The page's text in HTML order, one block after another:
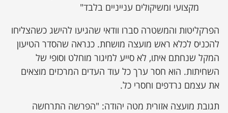
מקצועי ומשיקולים ענייניים בלבד"
הפרקליטות והמשטרה סברו וודאי שהגיעו להישג כשהצליחו
להכניס לכלא ראש מועצה מושחת. כנראה שהסדר הטיעון
המקל שנחתם איתו, לא סייע למיגור מוחלט וסופי של
השחיתות. הוא חסר ערך כל עוד העדים המרכזים מוצאים
את עצמם נרדפים וחסרי כל.
תגובת מועצה אזורית מטה יהודה: "הפרשה התרחשה